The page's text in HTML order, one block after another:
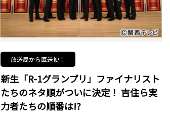
放送局から直送便！
新生「R-1グランプリ」ファイナリスト
たちのネタ順がついに決定！ 吉住ら実
力者たちの順番は!?